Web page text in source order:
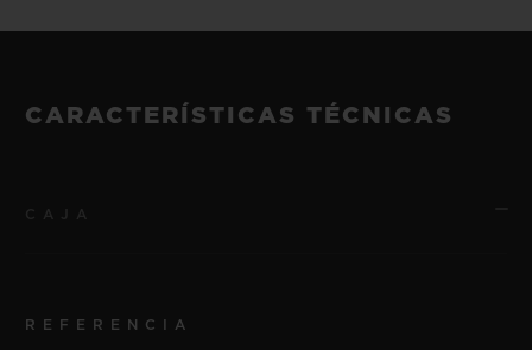
CARACTERÍSTICAS TÉCNICAS
REFERENCIA